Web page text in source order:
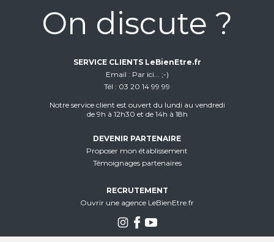
On discute ?
SERVICE CLIENTS LeBienEtre.fr
Email
Par ici... ;-)
Tél
03 20 14 99 99
Notre service client est ouvert du lundi au vendredi
de 9h à 12h30 et de 14h à 18h
DEVENIR PARTENAIRE
Proposer mon établissement
Témoignages partenaires
RECRUTEMENT
Ouvrir une agence LeBienEtre.fr